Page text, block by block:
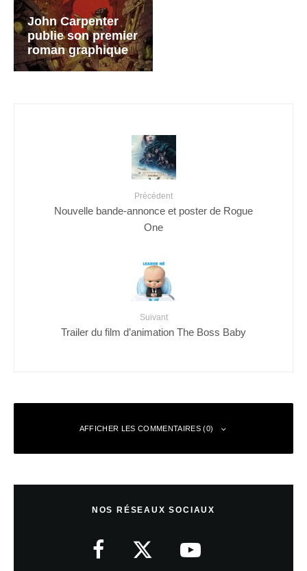
John Carpenter
publie son premier
roman graphique
Précédent
Nouvelle bande-annonce et poster de Rogue
One
Suivant
Trailer du film d’animation The Boss Baby
AFFICHER LES COMMENTAIRES (0)
NOS RÉSEAUX SOCIAUX